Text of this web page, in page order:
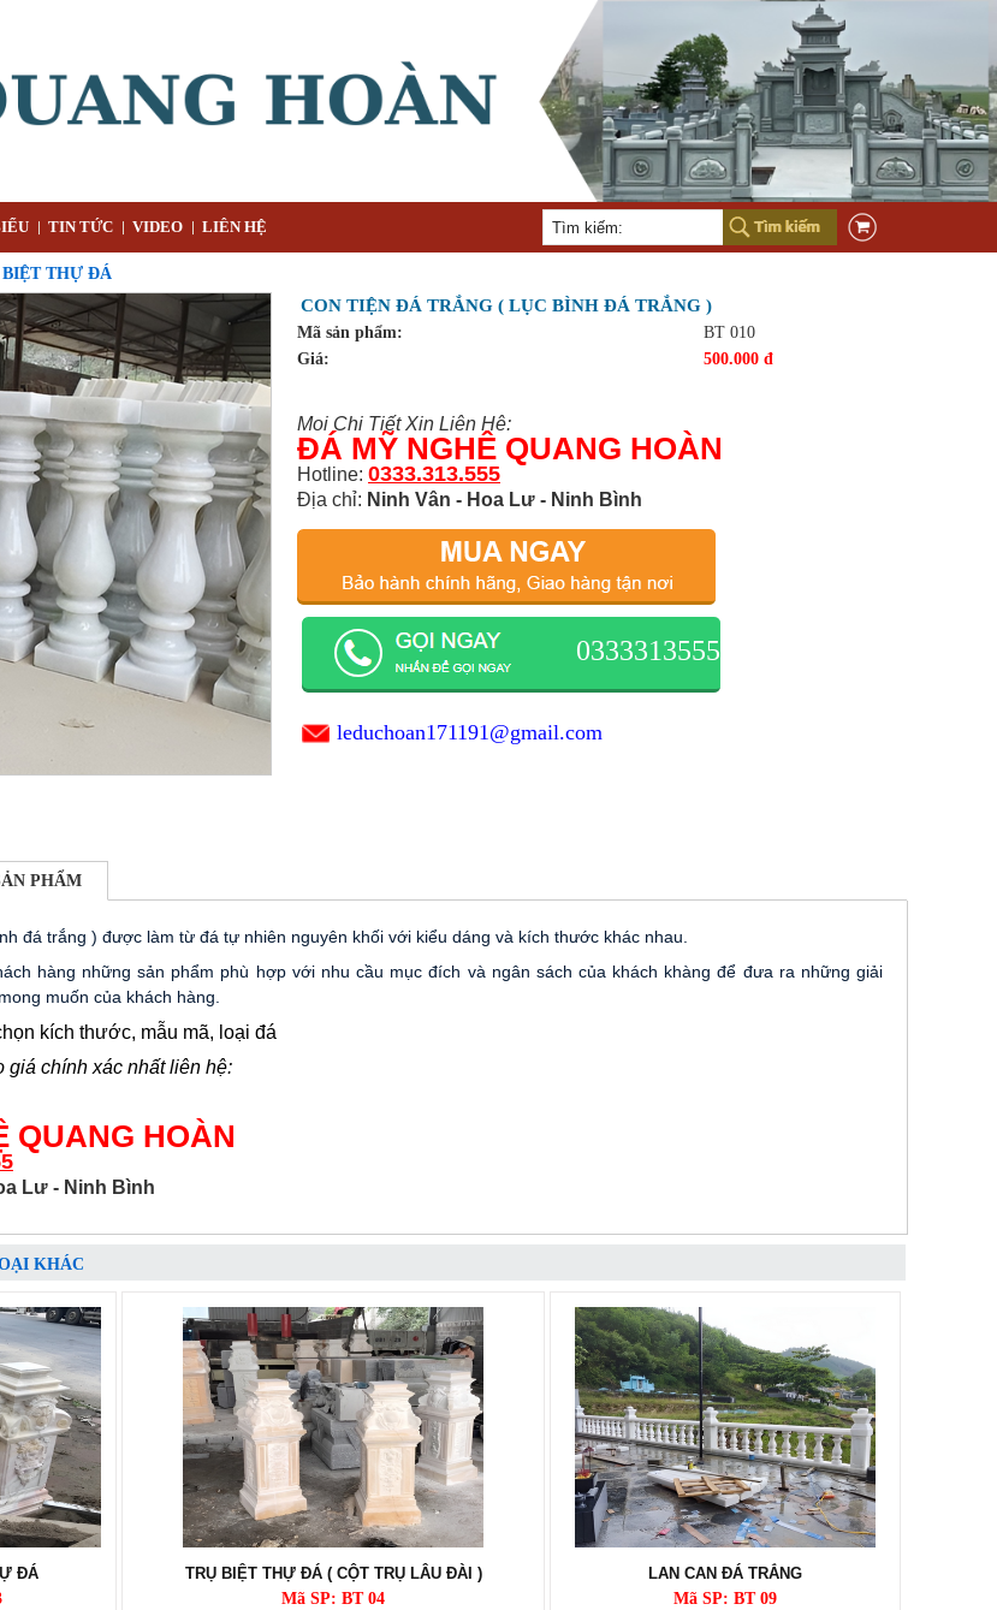
TIN TỨC VIDEO LIÊN HỆ
THỰ ĐÁ
CON TIỆN ĐÁ TRẮNG ( LỤC BÌNH ĐÁ TRẮNG )
Mã sản phẩm:
BT 010
Giá:
500.000 đ
Mọi Chi Tiết Xin Liên Hệ:
ĐÁ MỸ NGHỆ QUANG HOÀN
Hotline: 0333.313.555
Địa chỉ: Ninh Vân - Hoa Lư - Ninh Bình
0333313555
leduchoan171191@gmail.com
PHẨM
đá trắng ) được làm từ đá tự nhiên nguyên khối với kiểu dáng và kích thước khác nhau.
hàng những sản phẩm phù hợp với nhu cầu mục đích và ngân sách của khách khàng để đưa ra những giải
muốn của khách hàng.
kích thước, mẫu mã, loại đá
chính xác nhất liên hệ:
QUANG HOÀN
Lư - Ninh Bình
KHÁC
ĐÁ
TRỤ BIỆT THỰ ĐÁ ( CỘT TRỤ LÂU ĐÀI )
Mã SP: BT 04
LAN CAN ĐÁ TRẮNG
Mã SP: BT 09